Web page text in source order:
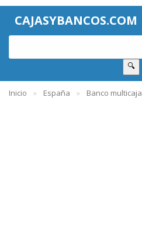
CAJASYBANCOS.COM
🔍
Inicio España Banco multicaja